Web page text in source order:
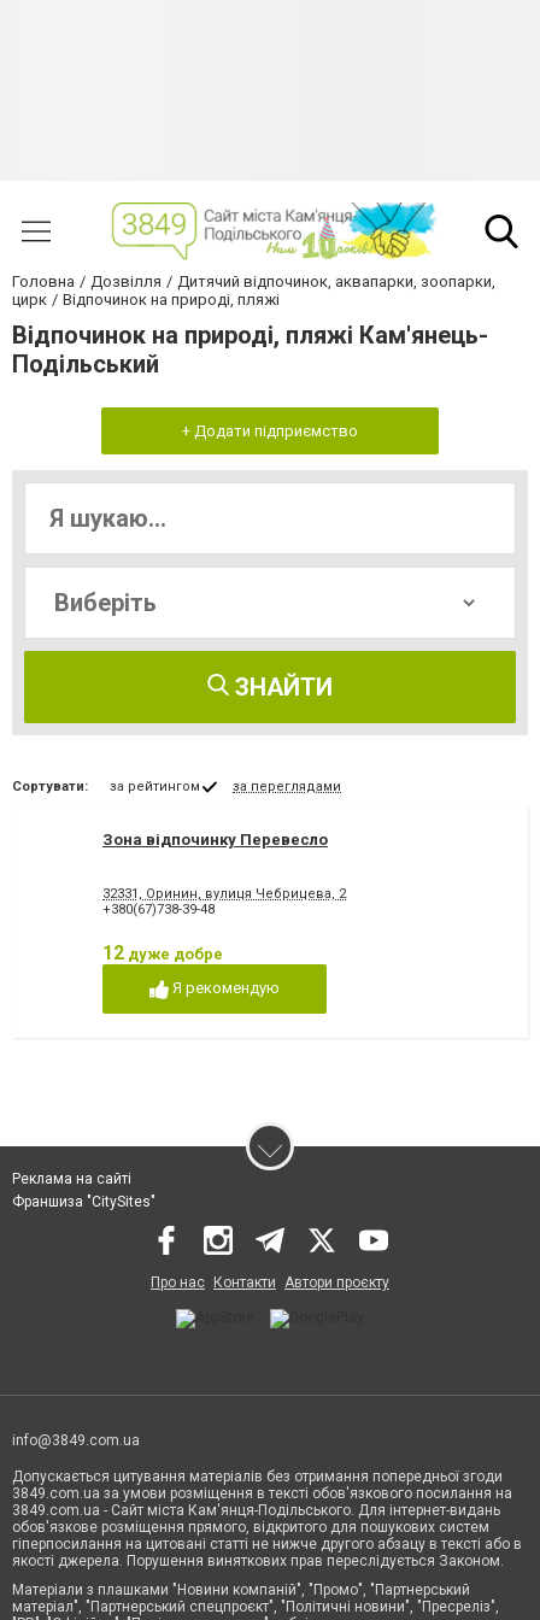
Головна Дозвілля
Дитячий відпочинок, аквапарки, зоопарки,
цирк
Відпочинок на природі, пляжі
Відпочинок на природі, пляжі Кам'янець-
Подільський
+ Додати підприємство
ЗНАЙТИ
Сортувати: за рейтингом за переглядами
Зона відпочинку Перевесло
32331, Оринин, вулиця Чебрицева, 2
+380(67)738-39-48
12 дуже добре
Я рекомендую
Реклама на сайті
Франшиза "CitySites"
Про нас Контакти Автори проєкту
info@3849.com.ua
Допускається цитування матеріалів без отримання попередньої згоди
3849.com.ua за умови розміщення в тексті обов'язкового посилання на
3849.com.ua - Сайт міста Кам'янця-Подільського. Для інтернет-видань
обов'язкове розміщення прямого, відкритого для пошукових систем
гіперпосилання на цитовані статті не нижче другого абзацу в тексті або в
якості джерела. Порушення виняткових прав переслідується Законом.
Матеріали з плашками "Новини компаній", "Промо", "Партнерський
матеріал", "Партнерський спецпроєкт", "Політичні новини", "Пресреліз",